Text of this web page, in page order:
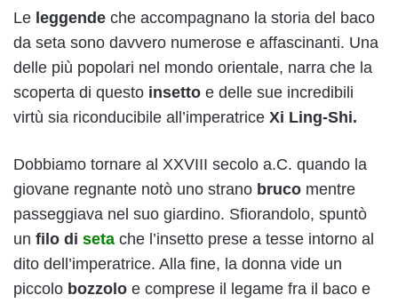
Le leggende che accompagnano la storia del baco
da seta sono davvero numerose e affascinanti. Una
delle più popolari nel mondo orientale, narra che la
scoperta di questo insetto e delle sue incredibili
virtù sia riconducibile all’imperatrice Xi Ling-Shi.
Dobbiamo tornare al XXVIII secolo a.C. quando la
giovane regnante notò uno strano bruco mentre
passeggiava nel suo giardino. Sfiorandolo, spuntò
un filo di seta che l’insetto prese a tesse intorno al
dito dell’imperatrice. Alla fine, la donna vide un
piccolo bozzolo e comprese il legame fra il baco e